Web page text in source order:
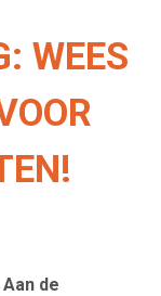
WEES
de